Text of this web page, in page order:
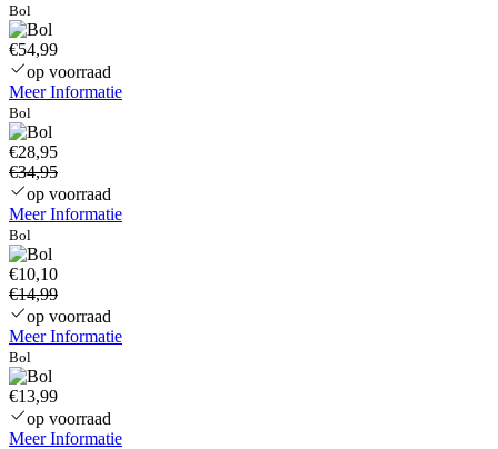
Bol
€54,99
op voorraad
Meer Informatie
Bol
€28,95
€34,95
op voorraad
Meer Informatie
Bol
€10,10
€14,99
op voorraad
Meer Informatie
Bol
€13,99
op voorraad
Meer Informatie